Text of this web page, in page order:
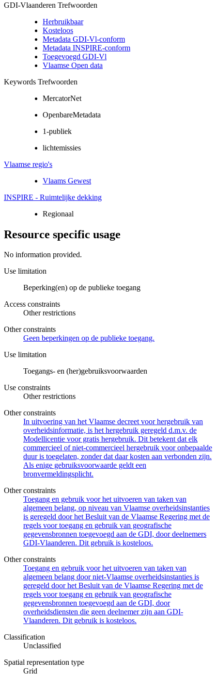
GDI-Vlaanderen Trefwoorden
Herbruikbaar
Kosteloos
Metadata GDI-Vl-conform
Metadata INSPIRE-conform
Toegevoegd GDI-Vl
Vlaamse Open data
Keywords Trefwoorden
MercatorNet
OpenbareMetadata
1-publiek
lichtemissies
Vlaamse regio's
Vlaams Gewest
INSPIRE - Ruimtelijke dekking
Regionaal
Resource specific usage
No information provided.
Use limitation
Beperking(en) op de publieke toegang
Access constraints
Other restrictions
Other constraints
Geen beperkingen op de publieke toegang.
Use limitation
Toegangs- en (her)gebruiksvoorwaarden
Use constraints
Other restrictions
Other constraints
In uitvoering van het Vlaamse decreet voor hergebruik van
overheidsinformatie, is het hergebruik geregeld d.m.v. de
Modellicentie voor gratis hergebruik. Dit betekent dat elk
commercieel of niet-commercieel hergebruik voor onbepaalde
duur is toegelaten, zonder dat daar kosten aan verbonden zijn.
Als enige gebruiksvoorwaarde geldt een
bronvermeldingsplicht.
Other constraints
Toegang en gebruik voor het uitvoeren van taken van
algemeen belang, op niveau van Vlaamse overheidsinstanties
is geregeld door het Besluit van de Vlaamse Regering met de
regels voor toegang en gebruik van geografische
gegevensbronnen toegevoegd aan de GDI, door deelnemers
GDI-Vlaanderen. Dit gebruik is kosteloos.
Other constraints
Toegang en gebruik voor het uitvoeren van taken van
algemeen belang door niet-Vlaamse overheidsinstanties is
geregeld door het Besluit van de Vlaamse Regering met de
regels voor toegang en gebruik van geografische
gegevensbronnen toegevoegd aan de GDI, door
overheidsdiensten die geen deelnemer zijn aan GDI-
Vlaanderen. Dit gebruik is kosteloos.
Classification
Unclassified
Spatial representation type
Grid